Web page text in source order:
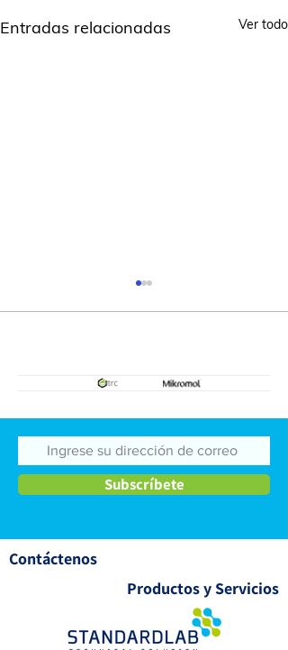
Entradas relacionadas Ver todo
de impurezas
Subscríbete
Contáctenos
Productos y Servicios